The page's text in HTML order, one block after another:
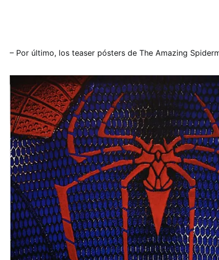
– Por último, los teaser pósters de The Amazing